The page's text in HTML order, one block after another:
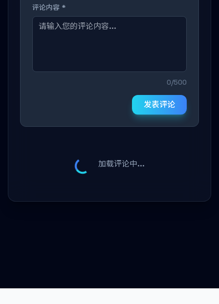
评论内容 *
0/500
发表评论
加载评论中...